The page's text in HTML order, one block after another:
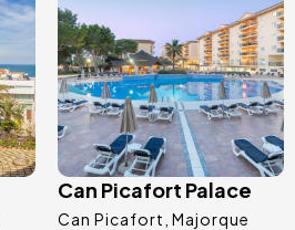
Can Picafort Palace
Can Picafort Majorque